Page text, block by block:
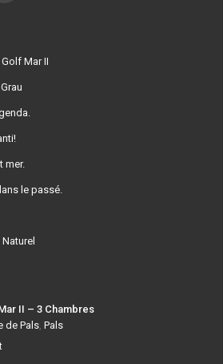
Mar II
mer.
le passé.
II – 3 Chambres
de Pals, Pals